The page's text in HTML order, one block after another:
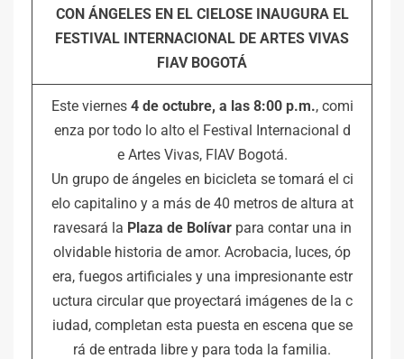
CON ÁNGELES EN EL CIELOSE INAUGURA EL
FESTIVAL INTERNACIONAL DE ARTES VIVAS
FIAV BOGOTÁ
Este viernes 4 de octubre, a las 8:00 p.m., comi
enza por todo lo alto el Festival Internacional d
e Artes Vivas, FIAV Bogotá.
Un grupo de ángeles en bicicleta se tomará el ci
elo capitalino y a más de 40 metros de altura at
ravesará la Plaza de Bolívar para contar una in
olvidable historia de amor. Acrobacia, luces, óp
era, fuegos artificiales y una impresionante estr
uctura circular que proyectará imágenes de la c
iudad, completan esta puesta en escena que se
rá de entrada libre y para toda la familia.